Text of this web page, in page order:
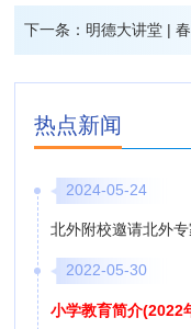
下一条： 明德大讲堂 |
热点新闻
2024-05-24
北外附校邀请北外
2022-05-30
小学教育简介(2022